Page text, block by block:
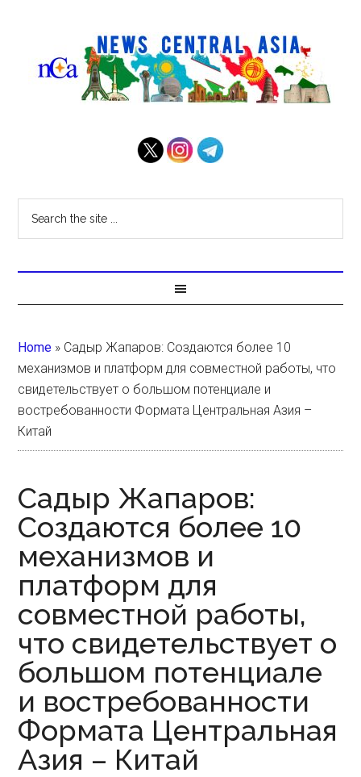
Home » Садыр Жапаров: Создаются более 10
механизмов и платформ для совместной работы, что
свидетельствует о большом потенциале и
востребованности Формата Центральная Азия –
Китай
Садыр Жапаров:
Создаются более 10
механизмов и
платформ для
совместной работы,
что свидетельствует о
большом потенциале
и востребованности
Формата Центральная
Азия – Китай